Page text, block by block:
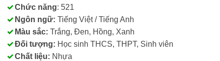
Chức năng: 521
Ngôn ngữ: Tiếng Việt / Tiếng Anh
Màu sắc: Trắng, Đen, Hồng, Xanh
Đối tượng: Học sinh THCS, THPT, Sinh viên
Chất liệu: Nhựa